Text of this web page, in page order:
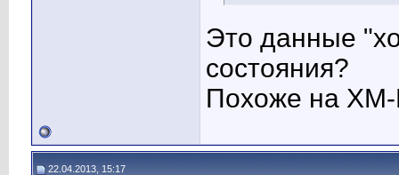
Это данные
состояния?
Похоже на
22.04.2013, 15:17